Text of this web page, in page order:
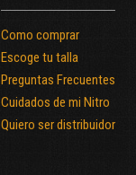
Como comprar
Escoge tu talla
Preguntas Frecuentes
Cuidados de mi Nitro
Quiero ser distribuidor